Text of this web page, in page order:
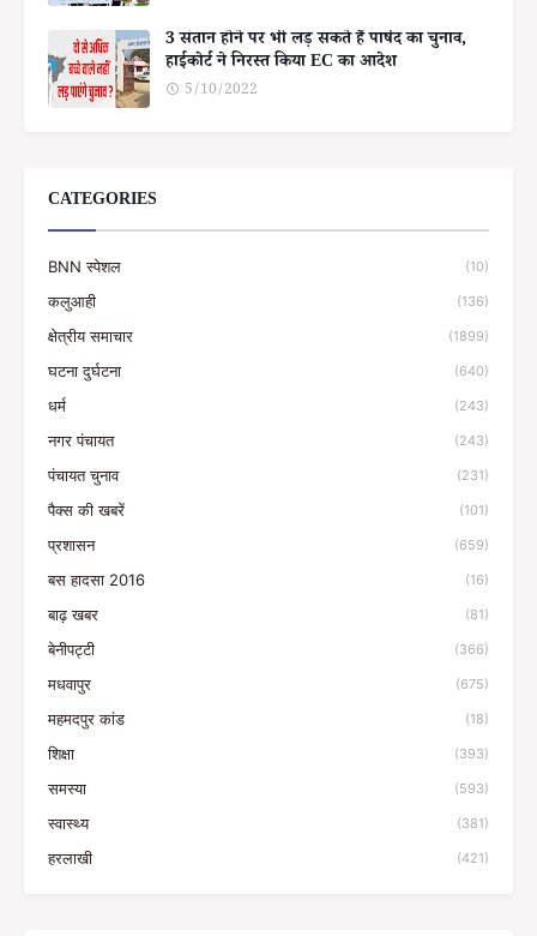
3 संतान होने पर भी लड़ सकते हैं पार्षद का चुनाव,
हाईकोर्ट ने निरस्त किया EC का आदेश
5/10/2022
CATEGORIES
BNN स्पेशल (10)
कलुआही (136)
क्षेत्रीय समाचार (1899)
घटना दुर्घटना (640)
धर्म (243)
नगर पंचायत (243)
पंचायत चुनाव (231)
पैक्स की खबरें (101)
प्रशासन (659)
बस हादसा 2016 (16)
बाढ़ खबर (81)
बेनीपट्टी (366)
मधवापुर (675)
महमदपुर कांड (18)
शिक्षा (393)
समस्या (593)
स्वास्थ्य (381)
हरलाखी (421)